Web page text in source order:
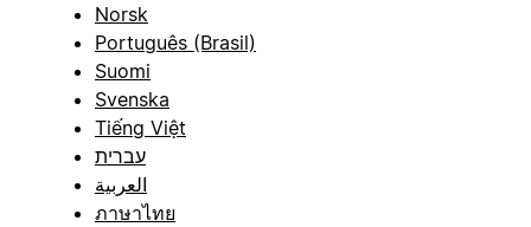
Norsk
Português (Brasil)
Suomi
Svenska
Tiếng Việt
עברית
العربية
ภาษาไทย